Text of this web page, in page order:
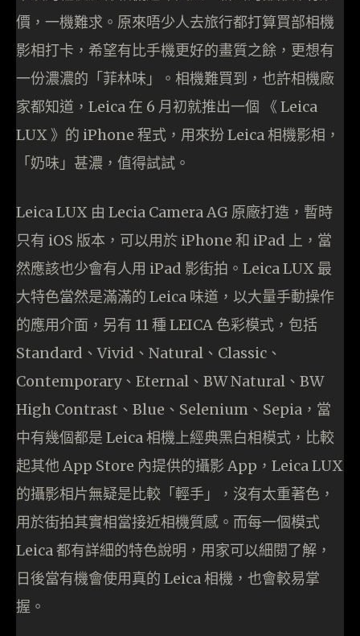
價，一機難求。原來唔少人去旅行都打算買部相機
影相打卡，希望有比手機更好的畫質之餘，更想有
一份濃濃的「菲林味」。相機難買到，也許相機廠
家都知道，Leica 在 6 月初就推出一個 《 Leica
LUX 》的 iPhone 程式，用來扮 Leica 相機影相，
「奶味」甚濃，值得試試。
Leica LUX 由 Lecia Camera AG 原廠打造，暫時
只有 iOS 版本，可以用於 iPhone 和 iPad 上，當
然應該也少會有人用 iPad 影街拍。Leica LUX 最
大特色當然是滿滿的 Leica 味道，以大量手動操作
的應用介面，另有 11 種 LEICA 色彩模式，包括
Standard、Vivid、Natural、Classic、
Contemporary、Eternal、BW Natural、BW
High Contrast、Blue、Selenium、Sepia，當
中有幾個都是 Leica 相機上經典黑白相模式，比較
起其他 App Store 內提供的攝影 App，Leica LUX
的攝影相片無疑是比較「輕手」，沒有太重著色，
用於街拍其實相當接近相機質感。而每一個模式
Leica 都有詳細的特色說明，用家可以細閱了解，
日後當有機會使用真的 Leica 相機，也會較易掌
握。